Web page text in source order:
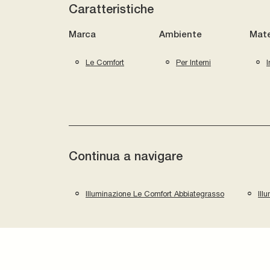
Caratteristiche
Marca
Le Comfort
Ambiente
Per Interni
Continua a navigare
Illuminazione Le Comfort Abbiategrasso